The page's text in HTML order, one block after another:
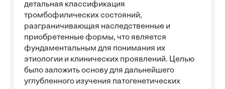
детальная классификация
тромбофилических состояний,
разграничивающая наследственные и
приобретенные формы, что является
фундаментальным для понимания их
этиологии и клинических проявлений. Целью
было заложить основу для дальнейшего
углубленного изучения патогенетических